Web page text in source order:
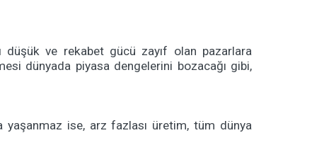
ve rekabet gücü zayıf olan pazarlara
dünyada piyasa dengelerini bozacağı gibi,
yaşanmaz ise, arz fazlası üretim, tüm dünya